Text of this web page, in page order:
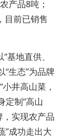
产品8吨；
目前已销售
基地直供、
“生态”为品牌
井高山菜，
定制“高山
，实现农产品
”成功走出大